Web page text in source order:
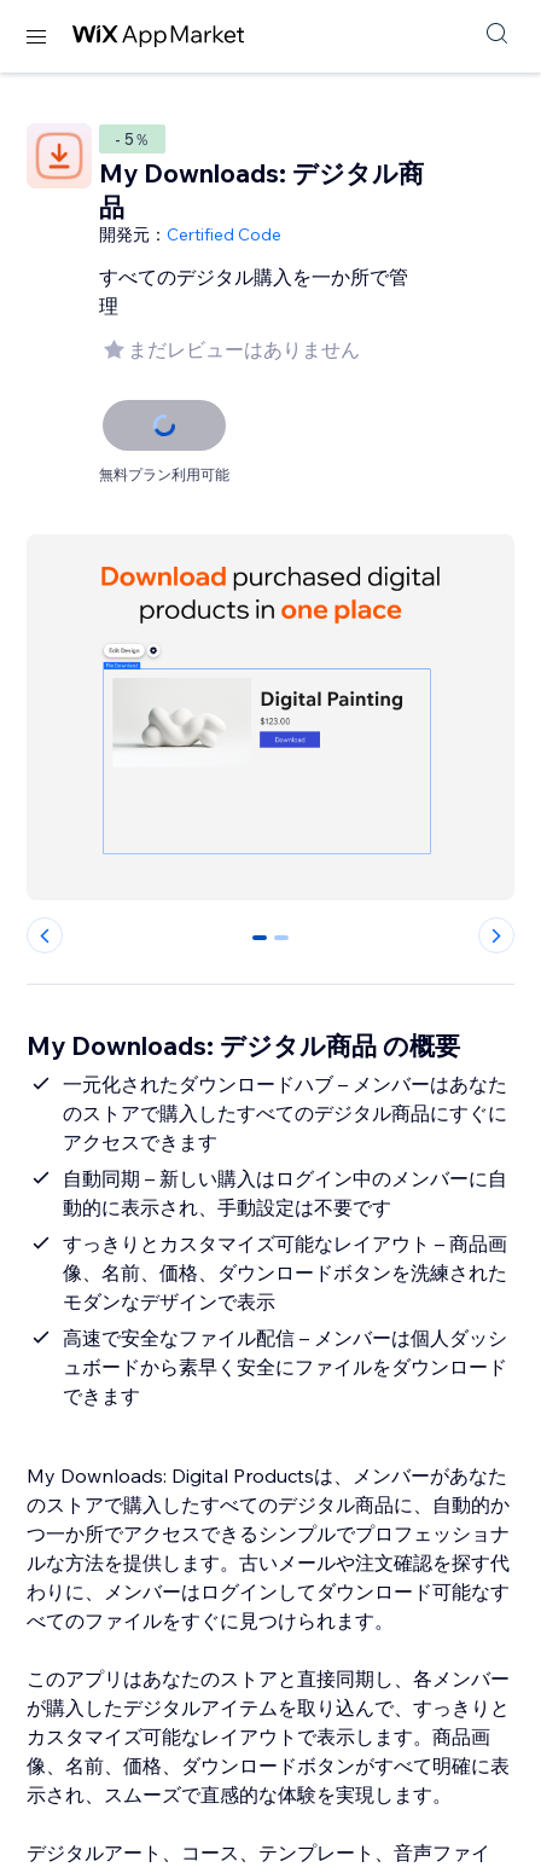
- 5％
My Downloads: デジタル商
品
開発元：Certified Code
すべてのデジタル購入を一か所で管
理
まだレビューはありません
無料プラン利用可能
0 1
My Downloads: デジタル商品 の概要
一元化されたダウンロードハブ – メンバーはあなた
のストアで購入したすべてのデジタル商品にすぐに
アクセスできます
自動同期 – 新しい購入はログイン中のメンバーに自
動的に表示され、手動設定は不要です
すっきりとカスタマイズ可能なレイアウト – 商品画
像、名前、価格、ダウンロードボタンを洗練された
モダンなデザインで表示
高速で安全なファイル配信 – メンバーは個人ダッシ
ュボードから素早く安全にファイルをダウンロード
できます
My Downloads: Digital Productsは、メンバーがあなた
のストアで購入したすべてのデジタル商品に、自動的か
つ一か所でアクセスできるシンプルでプロフェッショナ
ルな方法を提供します。古いメールや注文確認を探す代
わりに、メンバーはログインしてダウンロード可能なす
べてのファイルをすぐに見つけられます。
このアプリはあなたのストアと直接同期し、各メンバー
が購入したデジタルアイテムを取り込んで、すっきりと
カスタマイズ可能なレイアウトで表示します。商品画
像、名前、価格、ダウンロードボタンがすべて明確に表
示され、スムーズで直感的な体験を実現します。
デジタルアート、コース、テンプレート、音声ファイ